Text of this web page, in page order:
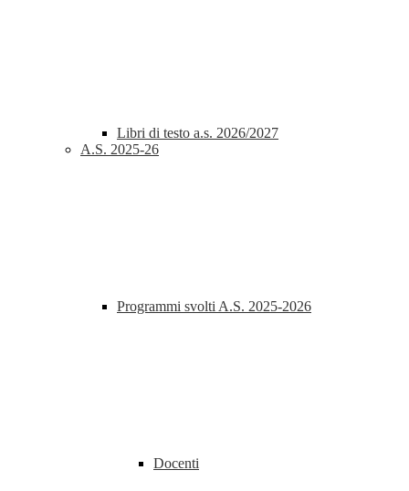
Libri di testo a.s. 2026/2027
A.S. 2025-26
Programmi svolti A.S. 2025-2026
Docenti